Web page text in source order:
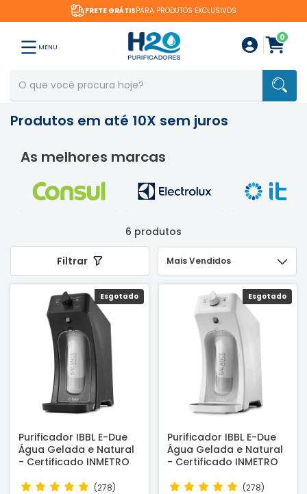
FRETE GRÁTISPARA PRODUTOS EXCLUSIVOS
MENU
0
Produtos em até 10X sem juros
As melhores marcas
6 produtos
Filtrar
Esgotado
Purificador IBBL E-Due
Água Gelada e Natural
- Certificado INMETRO
(278)
Esgotado
Purificador IBBL E-Due
Água Gelada e Natural
- Certificado INMETRO
(278)